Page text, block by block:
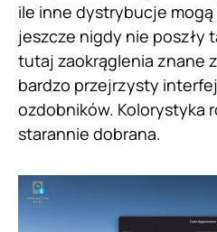
ile inne dystrybucje
jeszcze nigdy nie poszły
tutaj zaokrąglenia znane
bardzo przejrzysty
ozdobników. Kolorystyka
starannie dobrana.